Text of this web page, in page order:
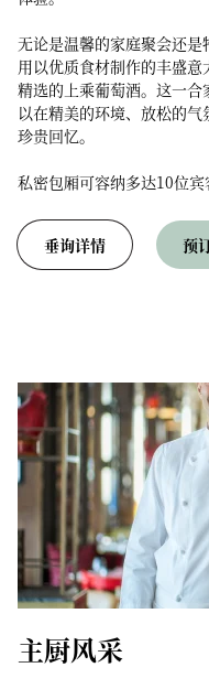
无论是温馨的家庭聚会还
用以优质食材制作的丰盛
精选的上乘葡萄酒。这一
以在精美的环境、放松的
珍贵回忆。
私密包厢可容纳多达10位宾
垂询详情 预
主厨风采